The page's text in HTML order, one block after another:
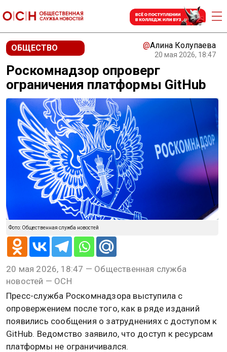
ОБЩЕСТВО @Алина Колупаева
20 мая 2026, 18:47
Роскомнадзор опроверг
ограничения платформы GitHub
Фото: Общественная служба новостей
20 мая 2026, 18:47 — Общественная служба
новостей — ОСН
Пресс-служба Роскомнадзора выступила с
опровержением после того, как в ряде изданий
появились сообщения о затруднениях с доступом к
GitHub. Ведомство заявило, что доступ к ресурсам
платформы не ограничивался.